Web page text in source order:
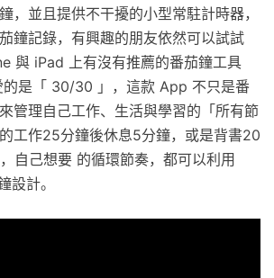
，並且提供不干擾的小型常駐計時器，
鐘記錄，有興趣的朋友依然可以試試
與 iPad 上有沒有推薦的番茄鐘工具
的是「 30/30 」，這款 App 不只是番
管理自己工作、生活與學習的「所有節
工作25分鐘後休息5分鐘，或是背書20
自己想要 的循環節奏，都可以利用
設計。